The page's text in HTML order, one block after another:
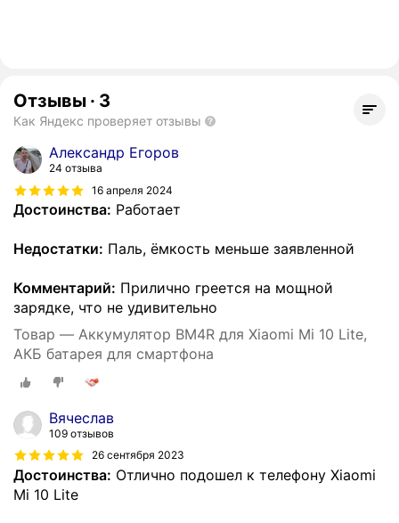
Отзывы · 3
Как Яндекс проверяет отзывы
Александр Егоров
24 отзыва
16 апреля 2024
Достоинства: Работает
Недостатки: Паль, ёмкость меньше заявленной
Комментарий: Прилично греется на мощной
зарядке, что не удивительно
Товар — Аккумулятор BM4R для Xiaomi Mi 10 Lite,
АКБ батарея для смартфона
Вячеслав
109 отзывов
26 сентября 2023
Достоинства: Отлично подошел к телефону Xiaomi
Mi 10 Lite